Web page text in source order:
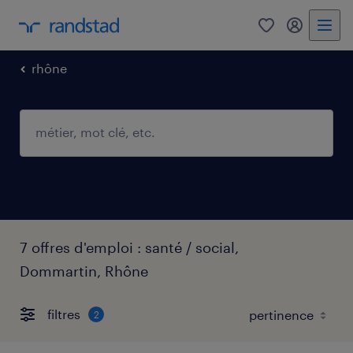
0 mon
rhône
7 offres d'emploi : santé / social,
Dommartin, Rhône
filtres 2